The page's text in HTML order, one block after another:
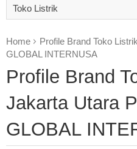
Toko Listrik
Home
Profile Brand Toko
GLOBAL INTERNUSA
Profile Brand
Jakarta Utara
GLOBAL